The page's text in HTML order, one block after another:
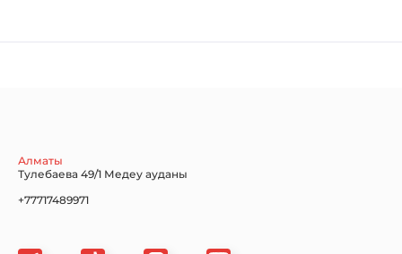
Jaguar Jeep
Алматы
Тулебаева 49/1 Медеу ауданы
+77717489971